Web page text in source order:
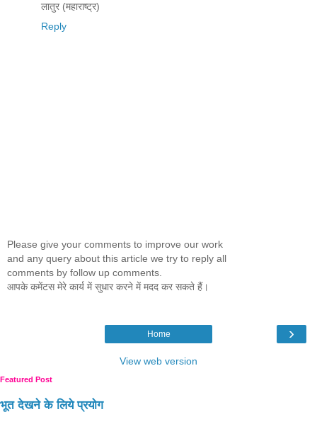
लातुर (महाराष्ट्र)
Reply
Please give your comments to improve our work
and any query about this article we try to reply all
comments by follow up comments.
आपके कमेंटस मेरे कार्य में सुधार करने में मदद कर सकते हैं।
›
Home
View web version
Featured Post
भूत देखने के लिये प्रयोग